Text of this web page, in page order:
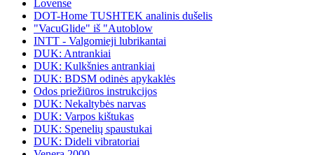
Lovense
DOT-Home TUSHTEK analinis dušelis
"VacuGlide" iš "Autoblow
INTT - Valgomieji lubrikantai
DUK: Antrankiai
DUK: Kulkšnies antrankiai
DUK: BDSM odinės apykaklės
Odos priežiūros instrukcijos
DUK: Nekaltybės narvas
DUK: Varpos kištukas
DUK: Spenelių spaustukai
DUK: Dideli vibratoriai